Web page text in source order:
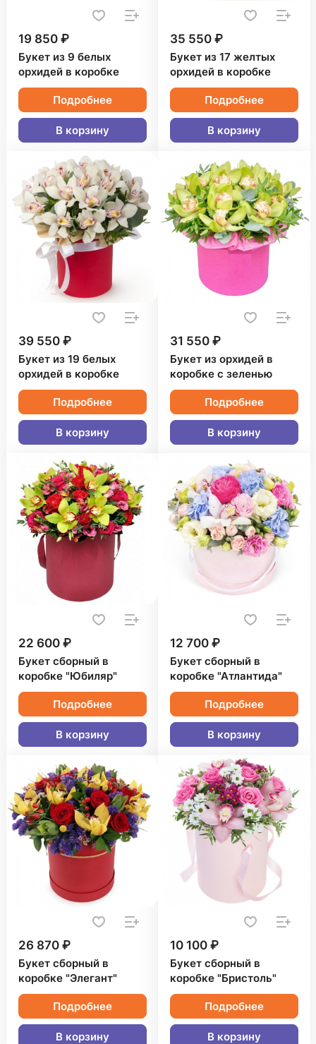
19 850 ₽
Букет из 9 белых
орхидей в коробке
Подробнее
В корзину
35 550 ₽
Букет из 17 желтых
орхидей в коробке
Подробнее
В корзину
39 550 ₽
Букет из 19 белых
орхидей в коробке
Подробнее
В корзину
31 550 ₽
Букет из орхидей в
коробке с зеленью
Подробнее
В корзину
22 600 ₽
Букет сборный в
коробке "Юбиляр"
Подробнее
В корзину
12 700 ₽
Букет сборный в
коробке "Атлантида"
Подробнее
В корзину
26 870 ₽
Букет сборный в
коробке "Элегант"
Подробнее
В корзину
10 100 ₽
Букет сборный в
коробке "Бристоль"
Подробнее
В корзину